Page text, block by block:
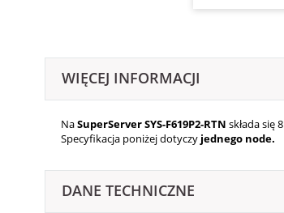
WIĘCEJ INFORMACJI
NaSuperServer SYS-F619P2-RTN składa się 8
Specyfikacja poniżej dotyczy jednego node.
DANE TECHNICZNE